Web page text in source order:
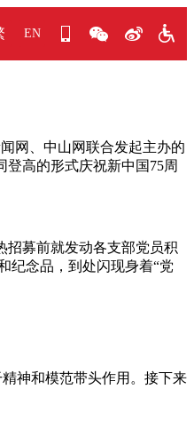
EN
网、中山网联合发起主办的
高的形式庆祝新中国75周
招募前就发动各支部党员积
纪念品，到处闪现身着“党
神和模范带头作用。接下来